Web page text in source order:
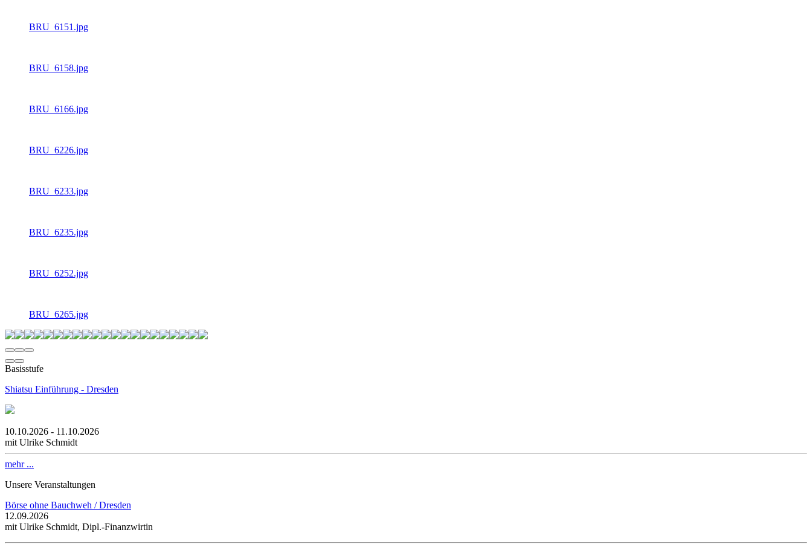
BRU_6151.jpg
BRU_6158.jpg
BRU_6166.jpg
BRU_6226.jpg
BRU_6233.jpg
BRU_6235.jpg
BRU_6252.jpg
BRU_6265.jpg
Basisstufe
Shiatsu Einführung - Dresden
10.10.2026 - 11.10.2026
mit Ulrike Schmidt
mehr ...
Unsere Veranstaltungen
Börse ohne Bauchweh / Dresden
12.09.2026
mit Ulrike Schmidt, Dipl.-Finanzwirtin